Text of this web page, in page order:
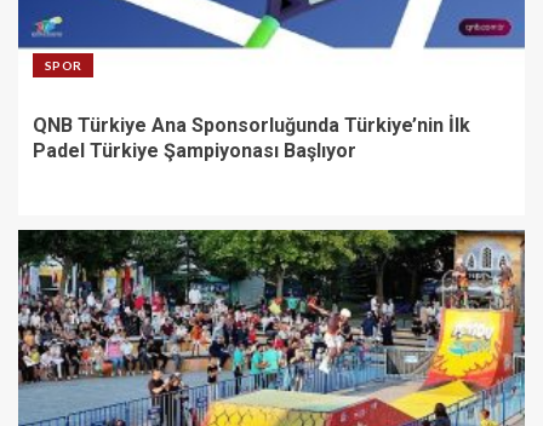
SPOR
QNB Türkiye Ana Sponsorluğunda Türkiye’nin İlk
Padel Türkiye Şampiyonası Başlıyor